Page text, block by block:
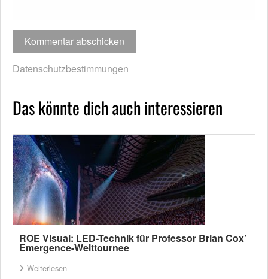
Datenschutzbestimmungen
Das könnte dich auch interessieren
ROE Visual: LED-Technik für Professor Brian Cox’
Emergence-Welttournee
Weiterlesen